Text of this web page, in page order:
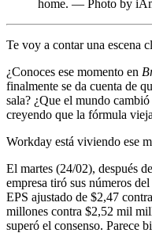
home. — Photo by
Te voy a contar una escena
¿Conoces ese momento en
finalmente se da cuenta de
sala? ¿Que el mundo
creyendo que la fórmula
Workday está viviendo ese
El martes (24/02), después
empresa tiró sus números
EPS ajustado de $2,47
millones contra $2,52 mil
superó el consenso. Parece